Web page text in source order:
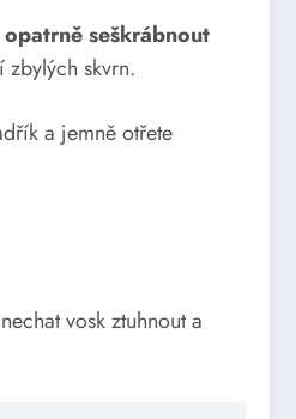
seškrábnout
zbylých skvrn.
a jemně otřete
vosk ztuhnout a